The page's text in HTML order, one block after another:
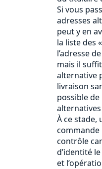
Si vous
adresses
peut y en
la liste des
l’adresse
mais il
alternative
livraison
possible
À ce stade,
commande
contrôle
d’identité
et